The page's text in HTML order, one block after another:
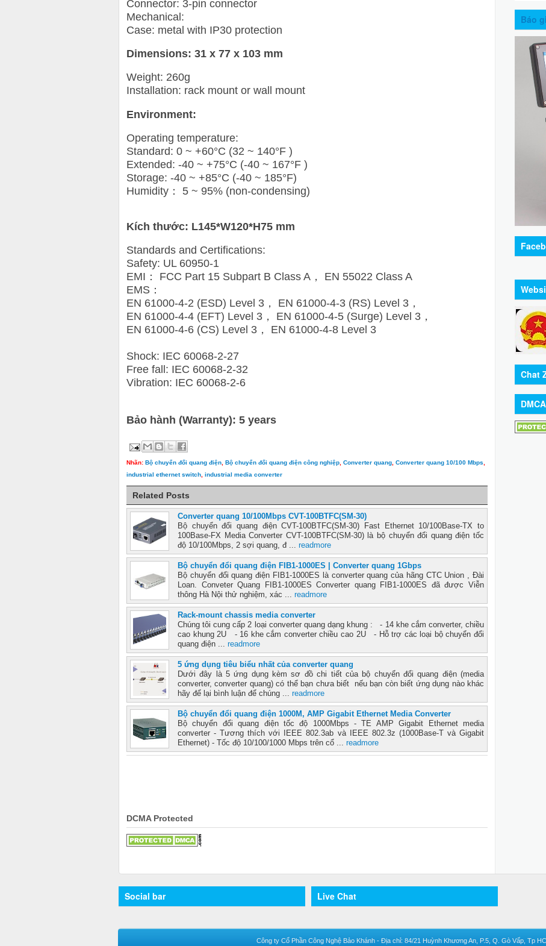
Connector: 3-pin connector
Mechanical:
Case: metal with IP30 protection
Dimensions: 31 x 77 x 103 mm
Weight: 260g
Installation: rack mount or wall mount
Environment:
Operating temperature:
Standard: 0 ~ +60°C (32 ~ 140°F )
Extended: -40 ~ +75°C (-40 ~ 167°F )
Storage: -40 ~ +85°C (-40 ~ 185°F)
Humidity： 5 ~ 95% (non-condensing)
Kích thước: L145*W120*H75 mm
Standards and Certifications:
Safety: UL 60950-1
EMI： FCC Part 15 Subpart B Class A， EN 55022 Class A
EMS：
EN 61000-4-2 (ESD) Level 3， EN 61000-4-3 (RS) Level 3，
EN 61000-4-4 (EFT) Level 3， EN 61000-4-5 (Surge) Level 3，
EN 61000-4-6 (CS) Level 3， EN 61000-4-8 Level 3
Shock: IEC 60068-2-27
Free fall: IEC 60068-2-32
Vibration: IEC 60068-2-6
Bảo hành (Warranty): 5 years
Nhãn: Bộ chuyển đổi quang điện Bộ chuyển đổi quang điện công nghiệp Converter quang Converter quang 10/100 Mbps
industrial ethernet switch industrial media converter
Related Posts
Converter quang 10/100Mbps CVT-100BTFC(SM-30)
Bộ chuyển đổi quang điện CVT-100BTFC(SM-30) Fast Ethernet 10/100Base-TX to
100Base-FX Media Converter CVT-100BTFC(SM-30) là bộ chuyển đổi quang điện tốc
độ 10/100Mbps, 2 sợi quang, đ ... readmore
Bộ chuyển đổi quang điện FIB1-1000ES | Converter quang 1Gbps
Bộ chuyển đổi quang điện FIB1-1000ES là converter quang của hãng CTC Union , Đài
Loan. Conveter Quang FIB1-1000ES Converter quang FIB1-1000ES đã được Viễn
thông Hà Nội thử nghiệm, xác ... readmore
Rack-mount chassis media converter
Chúng tôi cung cấp 2 loại converter quang dạng khung : - 14 khe cắm converter, chiều
cao khung 2U - 16 khe cắm converter chiều cao 2U - Hỗ trợ các loại bộ chuyển đổi
quang điện ... readmore
5 ứng dụng tiêu biểu nhất của converter quang
Dưới đây là 5 ứng dụng kèm sơ đồ chi tiết của bộ chuyển đổi quang điện (media
converter, converter quang) có thể bạn chưa biết nếu bạn còn biết ứng dụng nào khác
hãy để lại bình luận để chúng ... readmore
Bộ chuyển đổi quang điện 1000M, AMP Gigabit Ethernet Media Converter
Bộ chuyển đổi quang điện tốc độ 1000Mbps - TE AMP Gigabit Ethernet media
converter - Tương thích với IEEE 802.3ab và IEEE 802.3z (1000Base-T và Gigabit
Ethernet) - Tốc độ 10/100/1000 Mbps trên cổ ... readmore
DCMA Protected
Báo
Chat
Social bar Live Chat
Công ty Cổ Phần Công Nghệ Bảo Khánh - Địa chỉ: 84/21 Huỳnh Khương An, P.5, Q. Gò Vấp, Tp